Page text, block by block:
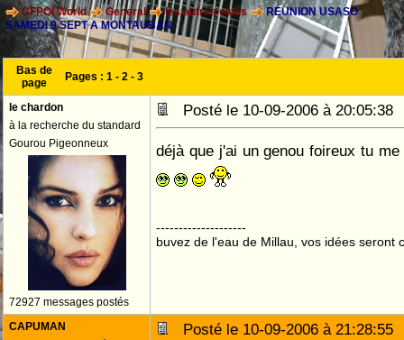
CFPOI World General les autres clubs
REUNION USASO
SAMEDI 9 SEPT A MONTAUBAN
Bas de
page
Pages : 1 - 2 - 3
le chardon
à la recherche du standard
Gourou Pigeonneux
72927 messages postés
Posté le 10-09-2006 à
déjà que j'ai un genou foireux tu
--------------------
buvez de l'eau de Millau, vos idées seront
CAPUMAN
Posté le 10-09-2006 à